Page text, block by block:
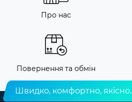
Про нас
Повернення та обмін
Швидко, комфортно, якісно.